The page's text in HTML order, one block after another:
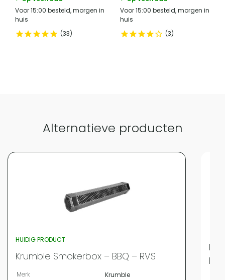
zodat je ze naar hartenlust kunt gebruiken. Enjoy cooking and
baking!
Voor 15:00 besteld, morgen in
huis
33
Voor 15:00 besteld, morgen in
huis
3
Alternatieve producten
HUIDIG PRODUCT
Krumble Smokerbox – BBQ – RVS
Merk
Krumble